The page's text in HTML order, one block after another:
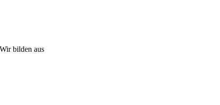
Wir bilden aus